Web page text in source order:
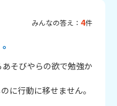
みんなの答え： 4件
そびやらの欲で勉強か
に行動に移せません。